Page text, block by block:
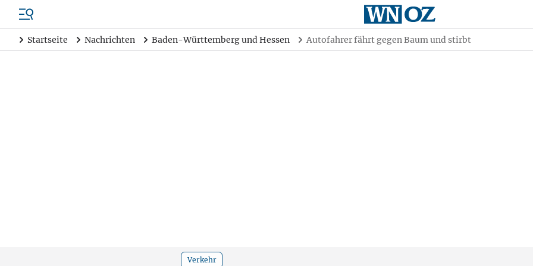
Startseite Nachrichten Baden-Württemberg und Hessen Autofahrer fährt gegen Baum und stirbt
Verkehr